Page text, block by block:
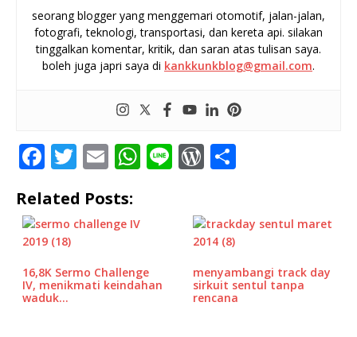
seorang blogger yang menggemari otomotif, jalan-jalan,
fotografi, teknologi, transportasi, dan kereta api. silakan
tinggalkan komentar, kritik, dan saran atas tulisan saya.
boleh juga japri saya di kankkunkblog@gmail.com.
F
c
e
b
o
o
T
it
te
E
ai
l
W
p
Li W
d
r
e
e
Related Posts:
16,8K Sermo Challenge
IV, menikmati keindahan
waduk…
menyambangi track day
sirkuit sentul tanpa
rencana